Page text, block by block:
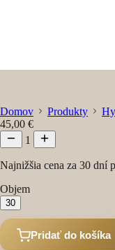
Domov Produkty
45,00 €
1
Najnižšia cena za 30 dní
Objem
30
Pridať do košíka